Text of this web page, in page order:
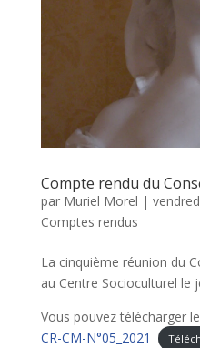
Compte rendu du
par Muriel Morel |
Comptes rendus
La cinquième réunion du
au Centre Socioculturel le
Vous pouvez télécharger
CR-CM-N°05_2021